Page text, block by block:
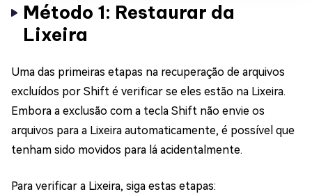
Método 1: Restaurar da
Lixeira
Uma das primeiras etapas na recuperação de arquivos
excluídos por Shift é verificar se eles estão na Lixeira.
Embora a exclusão com a tecla Shift não envie os
arquivos para a Lixeira automaticamente, é possível que
tenham sido movidos para lá acidentalmente.
Para verificar a Lixeira, siga estas etapas: